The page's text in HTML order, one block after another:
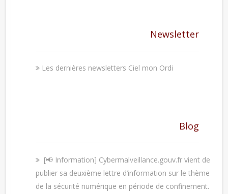
Newsletter
Les dernières newsletters Ciel mon Ordi
Blog
[📢 Information] Cybermalveillance.gouv.fr vient de
publier sa deuxième lettre d’information sur le thème
de la sécurité numérique en période de confinement.